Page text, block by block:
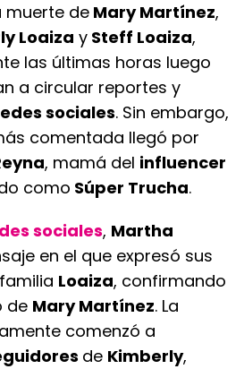
muerte de Mary Martínez,
Loaiza y Steff Loaiza,
las últimas horas luego
a circular reportes y
sociales. Sin embargo,
comentada llegó por
, mamá del influencer
como Súper Trucha.
sociales, Martha
en el que expresó sus
Loaiza, confirmando
de Mary Martínez. La
comenzó a
de Kimberly,